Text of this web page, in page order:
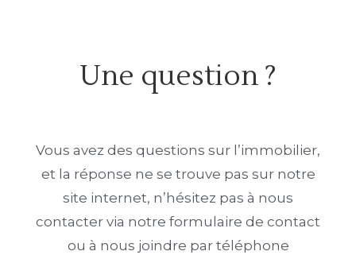
Une question ?
Vous avez des questions sur l’immobilier,
et la réponse ne se trouve pas sur notre
site internet, n’hésitez pas à nous
contacter via notre formulaire de contact
ou à nous joindre par téléphone